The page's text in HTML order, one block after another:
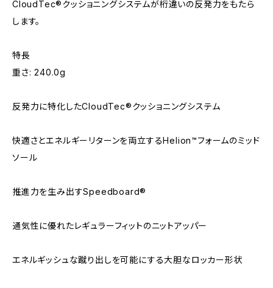
CloudTec®クッショニングシステムが​​​​​​桁違いの​​​​​​反発力を​​​​​​も​​​​​たら
します。
特長
重さ: 240.0g
反発力に特化したCloudTec®クッショニングシステム
快適さとエネルギーリターンを両立するHelion™フォームのミッド
ソール
推進力を生み出すSpeedboard®
通気性に優れたレギュラーフィットのニットアッパー
エネルギッシュな蹴り出しを可能にする大胆なロッカー形状